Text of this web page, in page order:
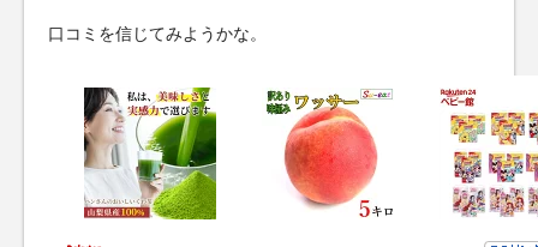
口コミを信じてみようかな。